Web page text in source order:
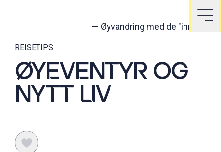
— Øyvandring med de "innfødte"
REISETIPS
ØYEVENTYR OG
NYTT LIV